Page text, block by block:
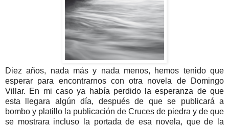
Diez años, nada más y nada menos, hemos tenido que
esperar para encontrarnos con otra novela de Domingo
Villar. En mi caso ya había perdido la esperanza de que
esta llegara algún día, después de que se publicará a
bombo y platillo la publicación de Cruces de piedra y de que
se mostrara incluso la portada de esa novela, que de la